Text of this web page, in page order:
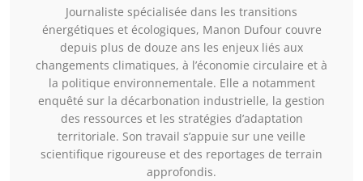
Journaliste spécialisée dans les transitions
énergétiques et écologiques, Manon Dufour couvre
depuis plus de douze ans les enjeux liés aux
changements climatiques, à l’économie circulaire et à
la politique environnementale. Elle a notamment
enquêté sur la décarbonation industrielle, la gestion
des ressources et les stratégies d’adaptation
territoriale. Son travail s’appuie sur une veille
scientifique rigoureuse et des reportages de terrain
approfondis.